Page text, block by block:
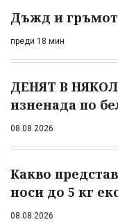
Дъжд и
преди 18 мин
ДЕНЯТ В
изненада по
08.08.2026
Какво
носи до 5 кг
08.08.2026